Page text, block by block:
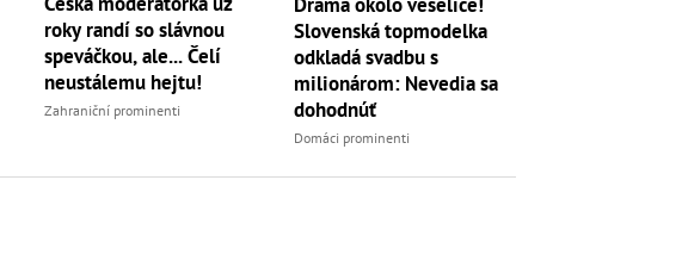
roky randí so slávnou
speváčkou, ale... Čelí
neustálemu hejtu!
Zahraniční prominenti
Slovenská topmodelka
odkladá svadbu s
milionárom: Nevedia sa
dohodnúť
Domáci prominenti